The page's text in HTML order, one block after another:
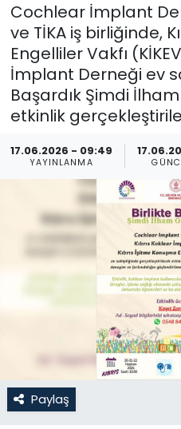
Cochlear İmplant
ve TİKA iş birliğinde,
Engelliler Vakfı
İmplant Derneği ev
Başardık Şimdi
etkinlik
17.06.2026 - 09:49
YAYINLANMA
Paylaş
GEZİ
Güncel
Gündem
KKTC
KKTC YEREL SEÇİM
Kültür Sanat
Magazin
Nöbetçi Eczaneler
Otomobil Dünyası